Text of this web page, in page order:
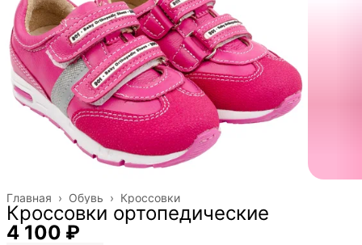
Кроссовки
Обувь ›
Главная ›
Кроссовки ортопедические
4 100 ₽